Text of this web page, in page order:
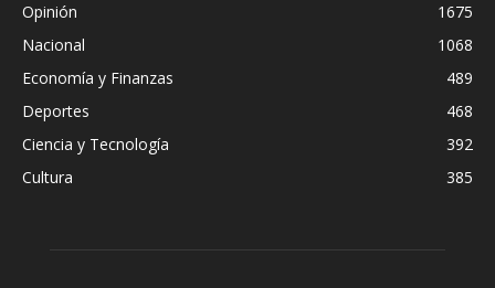
Opinión
1675
Nacional
1068
Economía y Finanzas
489
Deportes
468
Ciencia y Tecnología
392
Cultura
385